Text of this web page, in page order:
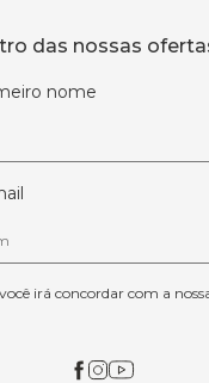
das nossas
nome
irá concordar com a